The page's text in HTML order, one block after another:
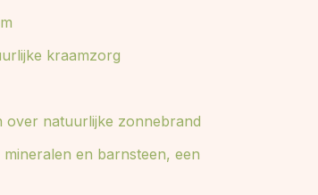
kraamzorg
over natuurlijke zonnebrand
en barnsteen, een